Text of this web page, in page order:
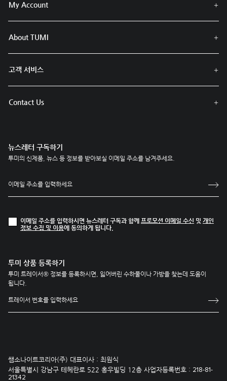
My Account
About TUMI
고객 서비스
Contact Us
뉴스레터 구독하기
투미의 신제품, 뉴스 등 정보를 받아보실 이메일 주소를 남겨주세요.
이메일 주소를 입력하시면 뉴스레터 구독과 함께 프로모션 이메일 수신 및 개인
정보 수집 및 이용에 동의하게 됩니다.
투미 상품 등록하기
투미 트레이서® 정보를 등록하시면, 잃어버린 수하물이나 가방을 찾는데 도움이
됩니다.
쌤소나이트코리아(주) 대표이사 : 최원식
서울특별시 강남구 테헤란로 522 홍우빌딩 12층 사업자등록번호 : 218-81-
21342